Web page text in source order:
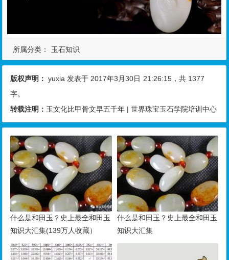
所属分类： 玉石知识
版权声明： yuxia 发表于 2017年3月30日 21:26:15 ，共 1377
字。
转载注明： 玉文化比甲骨文早五千年 | 世界珠宝玉石学院培训中心
什么是和田玉？史上最全和田玉
知识大汇集(139万人收藏）
什么是和田玉？史上最全和田玉
知识大汇集